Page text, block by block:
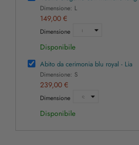
Dimensione: L
149,00 €
Dimensione
Disponibile
Abito da cerimonia blu royal - Lia
Dimensione: S
239,00 €
Dimensione
Disponibile